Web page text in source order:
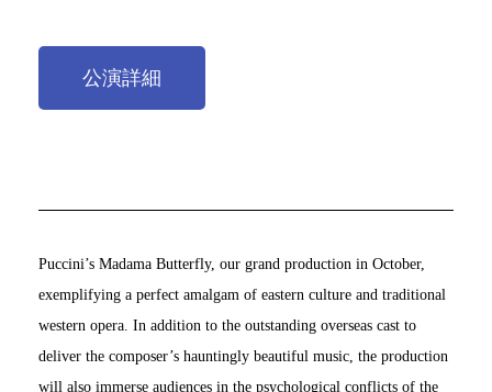
公演詳細
Puccini’s Madama Butterfly, our grand production in October,
exemplifying a perfect amalgam of eastern culture and traditional
western opera. In addition to the outstanding overseas cast to
deliver the composer’s hauntingly beautiful music, the production
will also immerse audiences in the psychological conflicts of the